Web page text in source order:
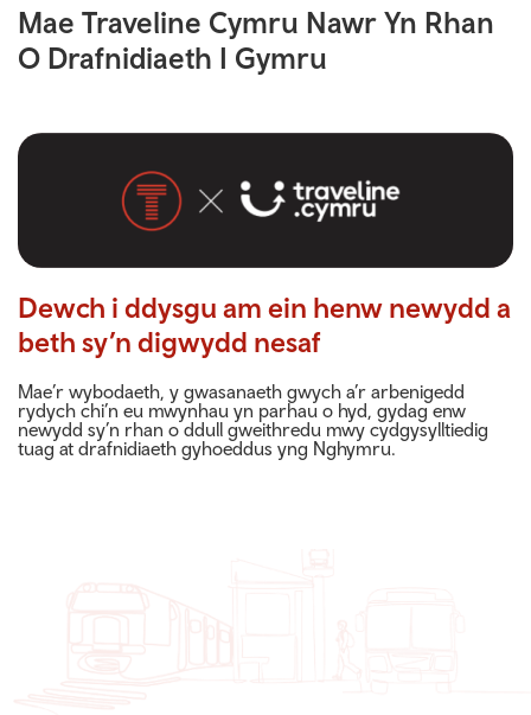
Mae Traveline Cymru Nawr Yn Rhan
O Drafnidiaeth I Gymru
Dewch i ddysgu am ein henw newydd a
beth sy’n digwydd nesaf
Mae’r wybodaeth, y gwasanaeth gwych a’r arbenigedd
rydych chi’n eu mwynhau yn parhau o hyd, gydag enw
newydd sy’n rhan o ddull gweithredu mwy cydgysylltiedig
tuag at drafnidiaeth gyhoeddus yng Nghymru.